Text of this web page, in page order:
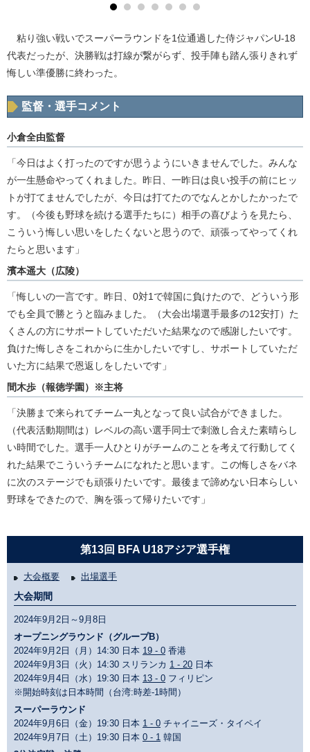
粘り強い戦いでスーパーラウンドを1位通過した侍ジャパンU-18
代表だったが、決勝戦は打線が繋がらず、投手陣も踏ん張りきれず
悔しい準優勝に終わった。
監督・選手コメント
小倉全由監督
「今日はよく打ったのですが思うようにいきませんでした。みんな
が一生懸命やってくれました。昨日、一昨日は良い投手の前にヒッ
トが打てませんでしたが、今日は打てたのでなんとかしたかったで
す。（今後も野球を続ける選手たちに）相手の喜びようを見たら、
こういう悔しい思いをしたくないと思うので、頑張ってやってくれ
たらと思います」
濱本遥大（広陵）
「悔しいの一言です。昨日、0対1で韓国に負けたので、どういう形
でも全員で勝とうと臨みました。（大会出場選手最多の12安打）た
くさんの方にサポートしていただいた結果なので感謝したいです。
負けた悔しさをこれからに生かしたいですし、サポートしていただ
いた方に結果で恩返しをしたいです」
間木歩（報徳学園）※主将
「決勝まで来られてチーム一丸となって良い試合ができました。
（代表活動期間は）レベルの高い選手同士で刺激し合えた素晴らし
い時間でした。選手一人ひとりがチームのことを考えて行動してく
れた結果でこういうチームになれたと思います。この悔しさをバネ
に次のステージでも頑張りたいです。最後まで諦めない日本らしい
野球をできたので、胸を張って帰りたいです」
第13回 BFA U18アジア選手権
大会概要 出場選手
大会期間
2024年9月2日～9月8日
オープニングラウンド（グループB）
2024年9月2日（月）14:30 日本 19 - 0 香港
2024年9月3日（火）14:30 スリランカ 1 - 20 日本
2024年9月4日（水）19:30 日本 13 - 0 フィリピン
※開始時刻は日本時間（台湾:時差-1時間）
スーパーラウンド
2024年9月6日（金）19:30 日本 1 - 0 チャイニーズ・タイペイ
2024年9月7日（土）19:30 日本 0 - 1 韓国